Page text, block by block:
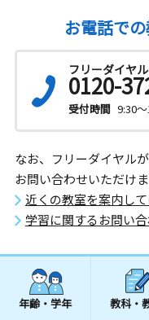
お電話で
フリーダイヤル
0120-
受付時間 9:30
なお、フリーダイヤル
お問い合わせいただけま
近くの教室を案内し
学習に関するお問い
年齢・学年 教科・